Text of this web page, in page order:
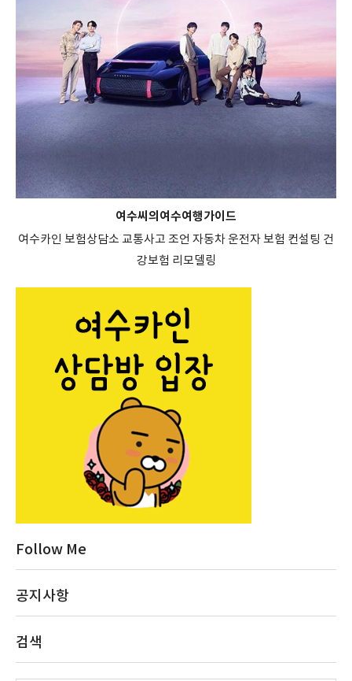
여수씨의여수여행가이드
여수카인 보험상담소 교통사고 조언 자동차 운전자 보험 컨설팅 건
강보험 리모델링
Follow Me
공지사항
검색